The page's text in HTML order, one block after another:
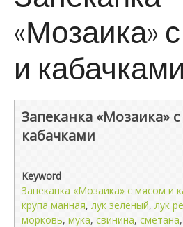
«Мозаика»
и кабачками
Запеканка «Мозаика»
кабачками
Keyword
Запеканка «Мозаика» с мясом и
крупа манная, лук зелёный, лук
морковь, мука, свинина, сметана,